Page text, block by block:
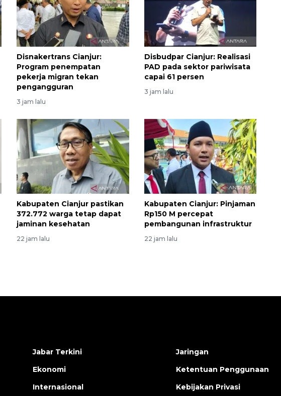
Disnakertrans Cianjur:
Program penempatan
pekerja migran tekan
pengangguran
3 jam lalu
Disbudpar Cianjur: Realisasi
PAD pada sektor pariwisata
capai 61 persen
3 jam lalu
Kabupaten Cianjur pastikan
372.772 warga tetap dapat
jaminan kesehatan
22 jam lalu
Kabupaten Cianjur: Pinjaman
Rp150 M percepat
pembangunan infrastruktur
22 jam lalu
Indonesia
2026-08-05 15:00:00
Jabar Terkini
Ekonomi
Internasional
Jaringan
Ketentuan Penggunaan
Kebijakan Privasi